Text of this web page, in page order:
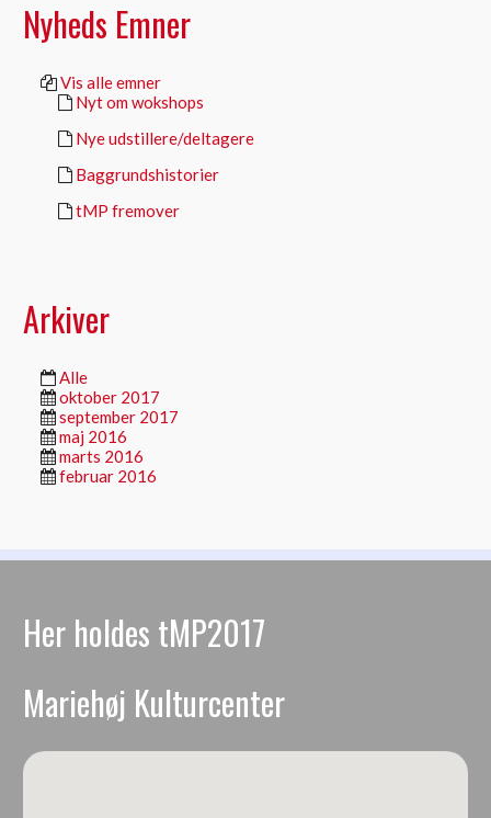
Nyheds Emner
Vis alle emner
Nyt om wokshops
Nye udstillere/deltagere
Baggrundshistorier
tMP fremover
Arkiver
Alle
oktober 2017
september 2017
maj 2016
marts 2016
februar 2016
Her holdes tMP2017
Mariehøj Kulturcenter